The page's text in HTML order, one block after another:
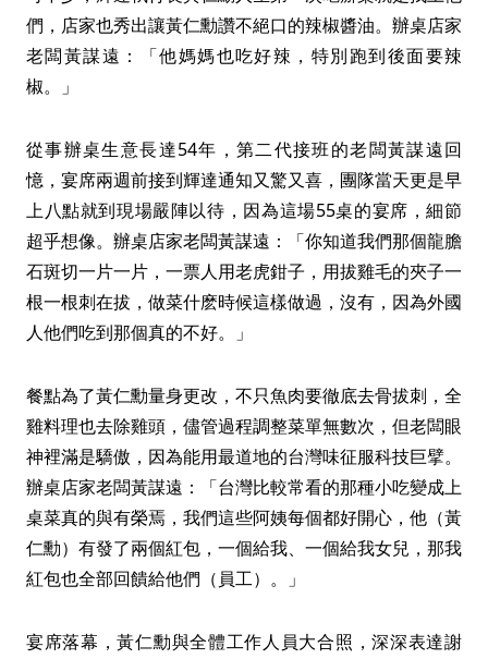
們，店家也秀出讓黃仁勳讚不絕口的辣椒醬油。辦桌店家
老闆黃謀遠：「他媽媽也吃好辣，特別跑到後面要辣
椒。」
從事辦桌生意長達54年，第二代接班的老闆黃謀遠回
憶，宴席兩週前接到輝達通知又驚又喜，團隊當天更是早
上八點就到現場嚴陣以待，因為這場55桌的宴席，細節
超乎想像。辦桌店家老闆黃謀遠：「你知道我們那個龍膽
石斑切一片一片，一票人用老虎鉗子，用拔雞毛的夾子一
根一根刺在拔，做菜什麽時候這樣做過，沒有，因為外國
人他們吃到那個真的不好。」
餐點為了黃仁勳量身更改，不只魚肉要徹底去骨拔刺，全
雞料理也去除雞頭，儘管過程調整菜單無數次，但老闆眼
神裡滿是驕傲，因為能用最道地的台灣味征服科技巨擘。
辦桌店家老闆黃謀遠：「台灣比較常看的那種小吃變成上
桌菜真的與有榮焉，我們這些阿姨每個都好開心，他（黃
仁勳）有發了兩個紅包，一個給我、一個給我女兒，那我
紅包也全部回饋給他們（員工）。」
宴席落幕，黃仁勳與全體工作人員大合照，深深表達謝